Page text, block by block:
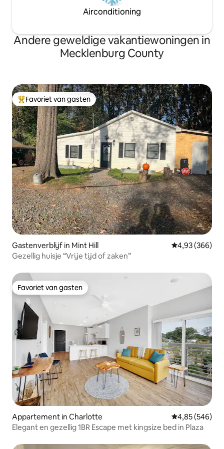
Airconditioning
Andere geweldige vakantiewoningen in
Mecklenburg County
Topfavoriet van gasten
Favoriet van gasten
Gastenverblijf in Mint Hill Gemiddelde
4,93 (366)
Gezellig huisje “Vrije tijd of zaken”
Favoriet van gasten
Favoriet van gasten
Appartement in Charlotte Gemiddelde
4,85 (546)
Elegant en gezellig 1BR Escape met kingsize bed in Plaza